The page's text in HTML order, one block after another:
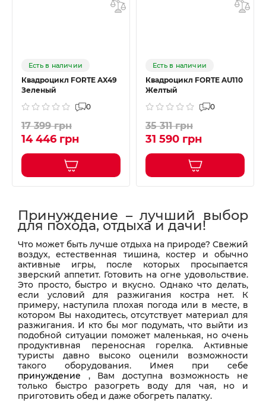
Есть в наличии
Квадроцикл FORTE AX49
Зеленый
0
17 399 грн
14 446 грн
Есть в наличии
Квадроцикл FORTE AU110
Желтый
0
35 311 грн
31 590 грн
Принуждение – лучший выбор
для похода, отдыха и дачи!
Что может быть лучше отдыха на природе? Свежий
воздух, естественная тишина, костер и обычно
активные игры, после которых просыпается
зверский аппетит. Готовить на огне удовольствие.
Это просто, быстро и вкусно. Однако что делать,
если условий для разжигания костра нет. К
примеру, наступила плохая погода или в месте, в
котором Вы находитесь, отсутствует материал для
разжигания. И кто бы мог подумать, что выйти из
подобной ситуации поможет маленькая, но очень
продуктивная переносная горелка. Активные
туристы давно высоко оценили возможности
такого оборудования. Имея при себе
принуждение , Вам доступна возможность не
только быстро разогреть воду для чая, но и
приготовить обед и даже обогреть палатку.